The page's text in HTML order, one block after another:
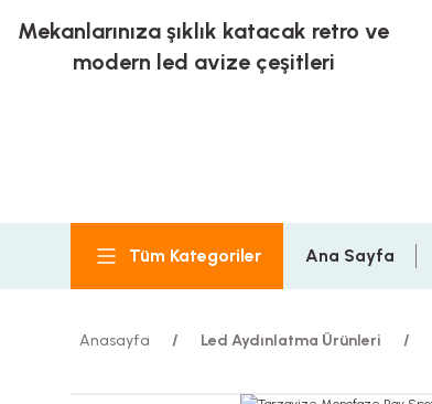
Mekanlarınıza şıklık katacak retro ve
modern led avize çeşitleri
Tüm Kategoriler Ana Sayfa
Anasayfa Led Aydınlatma Ürünleri